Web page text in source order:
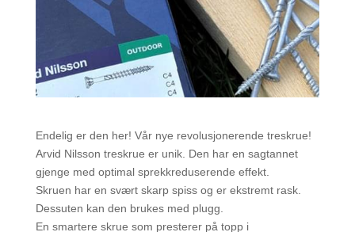
Endelig er den her! Vår nye revolusjonerende treskrue!
Arvid Nilsson treskrue er unik. Den har en sagtannet
gjenge med optimal sprekkreduserende effekt.
Skruen har en svært skarp spiss og er ekstremt rask.
Dessuten kan den brukes med plugg.
En smartere skrue som presterer på topp i